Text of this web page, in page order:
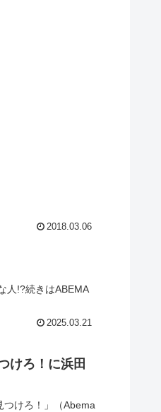
2018.03.06
人!?続きはABEMA
2025.03.21
けろ！に浜田
つけろ！」（Abema